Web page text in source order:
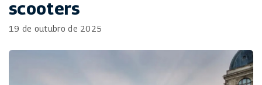
scooters
19 de outubro de 2025